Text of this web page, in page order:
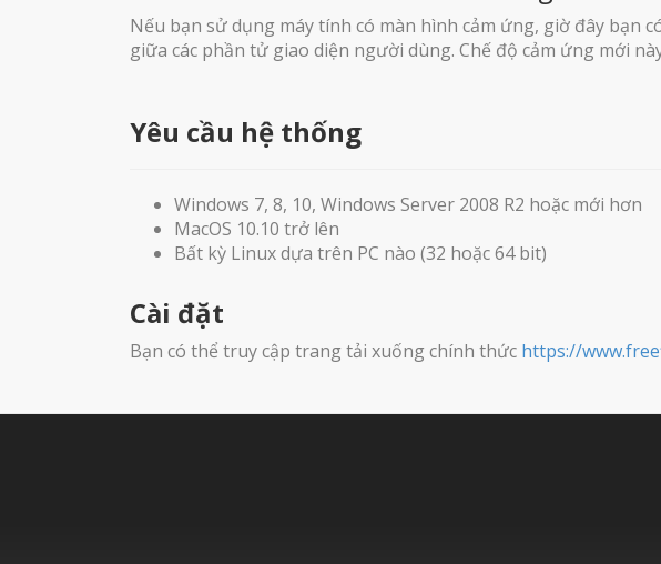
Nếu bạn sử dụng máy tính có màn hình cảm ứng, giờ đây bạn
giữa các phần tử giao diện người dùng. Chế độ cảm ứng mới
Yêu cầu hệ thống
Windows 7, 8, 10, Windows Server 2008 R2 hoặc mới hơn
MacOS 10.10 trở lên
Bất kỳ Linux dựa trên PC nào (32 hoặc 64 bit)
Cài đặt
Bạn có thể truy cập trang tải xuống chính thức https://